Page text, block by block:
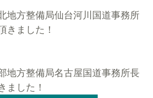
地方整備局仙台河川国道事務所
きました！
地方整備局名古屋国道事務所長
ました！